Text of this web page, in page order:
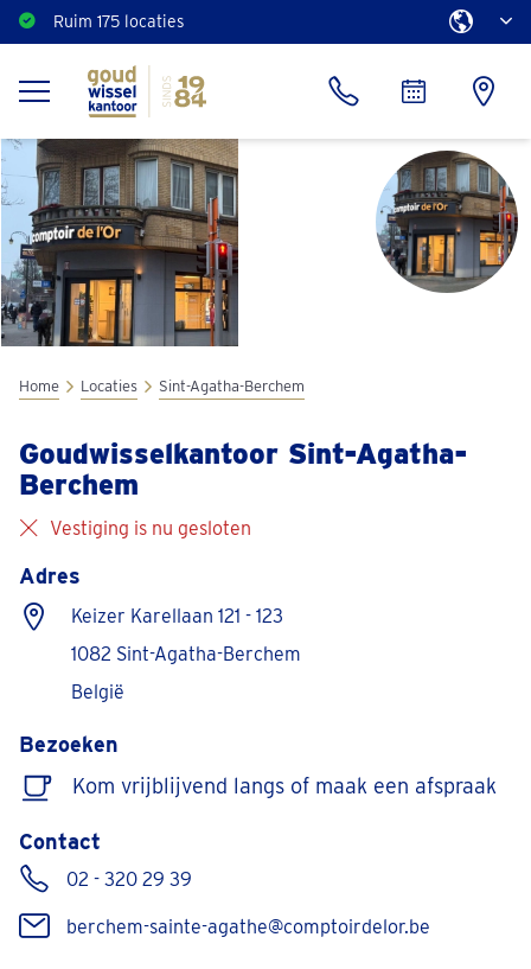
Ruim 175 locaties
Home Locaties Sint-Agatha-Berchem
Goudwisselkantoor Sint-Agatha-
Berchem
Vestiging is nu gesloten
Adres
Keizer Karellaan 121 - 123
1082 Sint-Agatha-Berchem
België
Bezoeken
Kom vrijblijvend langs of maak een afspraak
Contact
02 - 320 29 39
berchem-sainte-agathe@comptoirdelor.be